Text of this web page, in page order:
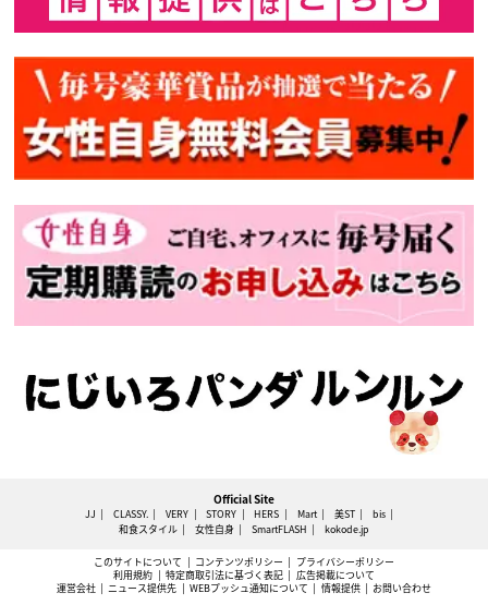
Official Site
JJ CLASSY. VERY STORY HERS Mart 美ST
bis
和食スタイル
女性自身 SmartFLASH kokode.jp
このサイトについて コンテンツポリシー
プライバシーポリシー
利用規約
特定商取引法に基づく表記
広告掲載について
運営会社
ニュース提供先 WEBプッシュ通知について 情報提供 お問い合わせ